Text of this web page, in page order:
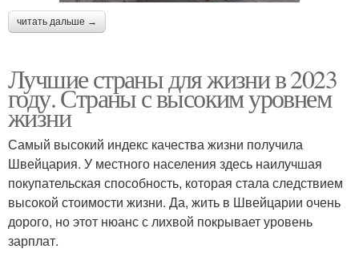
читать дальше →
Лучшие страны для жизни в 2023
году. Страны с высоким уровнем
жизни
Самый высокий индекс качества жизни получила
Швейцария. У местного населения здесь наилучшая
покупательская способность, которая стала следствием
высокой стоимости жизни. Да, жить в Швейцарии очень
дорого, но этот нюанс с лихвой покрывает уровень
зарплат.